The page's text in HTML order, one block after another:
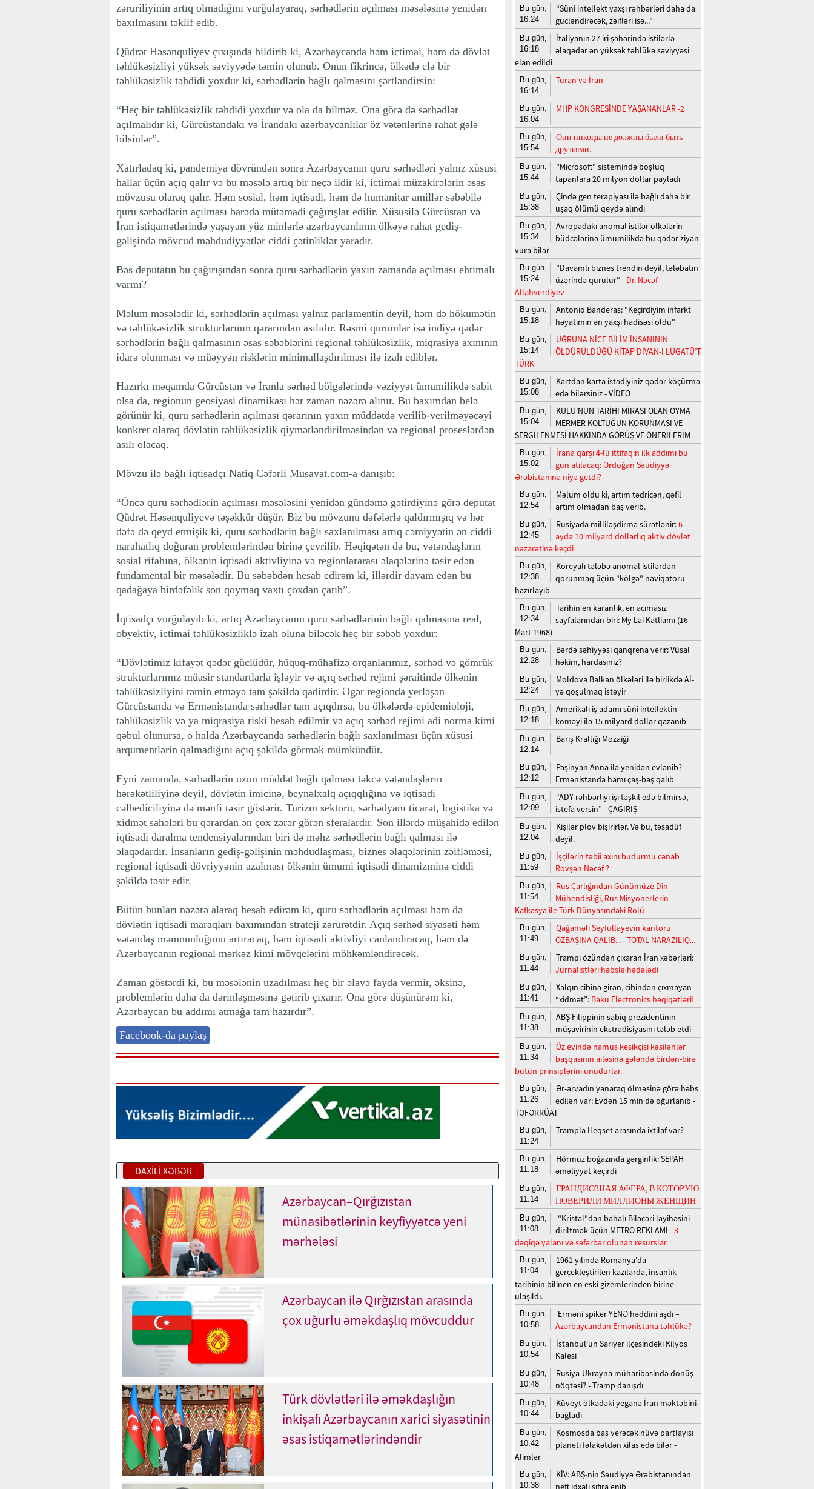
zəruriliyinin artıq olmadığını vurğulayaraq, sərhədlərin açılması məsələsinə yenidən
baxılmasını təklif edib.
Qüdrət Həsənquliyev çıxışında bildirib ki, Azərbaycanda həm ictimai, həm də dövlət
təhlükəsizliyi yüksək səviyyədə təmin olunub. Onun fikrincə, ölkədə elə bir
təhlükəsizlik təhdidi yoxdur ki, sərhədlərin bağlı qalmasını şərtləndirsin:
“Heç bir təhlükəsizlik təhdidi yoxdur və ola da bilməz. Ona görə də sərhədlər
açılmalıdır ki, Gürcüstandakı və İrandakı azərbaycanlılar öz vətənlərinə rahat gələ
bilsinlər”.
Xatırladaq ki, pandemiya dövründən sonra Azərbaycanın quru sərhədləri yalnız xüsusi
hallar üçün açıq qalır və bu məsələ artıq bir neçə ildir ki, ictimai müzakirələrin əsas
mövzusu olaraq qalır. Həm sosial, həm iqtisadi, həm də humanitar amillər səbəbilə
quru sərhədlərin açılması barədə mütəmadi çağırışlar edilir. Xüsusilə Gürcüstan və
İran istiqamətlərində yaşayan yüz minlərlə azərbaycanlının ölkəyə rahat gediş-
gəlişində mövcud məhdudiyyətlər ciddi çətinliklər yaradır.
Bəs deputatın bu çağırışından sonra quru sərhədlərin yaxın zamanda açılması ehtimalı
varmı?
Məlum məsələdir ki, sərhədlərin açılması yalnız parlamentin deyil, həm də hökumətin
və təhlükəsizlik strukturlarının qərarından asılıdır. Rəsmi qurumlar isə indiyə qədər
sərhədlərin bağlı qalmasının əsas səbəblərini regional təhlükəsizlik, miqrasiya axınının
idarə olunması və müəyyən risklərin minimallaşdırılması ilə izah ediblər.
Hazırkı məqamda Gürcüstan və İranla sərhəd bölgələrində vəziyyət ümumilikdə sabit
olsa da, regionun geosiyasi dinamikası hər zaman nəzərə alınır. Bu baxımdan belə
görünür ki, quru sərhədlərin açılması qərarının yaxın müddətdə verilib-verilməyəcəyi
konkret olaraq dövlətin təhlükəsizlik qiymətləndirilməsindən və regional proseslərdən
asılı olacaq.
Mövzu ilə bağlı iqtisadçı Natiq Cəfərli Musavat.com-a danışıb:
“Öncə quru sərhədlərin açılması məsələsini yenidən gündəmə gətirdiyinə görə deputat
Qüdrət Həsənquliyevə təşəkkür düşür. Biz bu mövzunu dəfələrlə qaldırmışıq və hər
dəfə də qeyd etmişik ki, quru sərhədlərin bağlı saxlanılması artıq cəmiyyətin ən ciddi
narahatlıq doğuran problemlərindən birinə çevrilib. Həqiqətən də bu, vətəndaşların
sosial rifahına, ölkənin iqtisadi aktivliyinə və regionlararası əlaqələrinə təsir edən
fundamental bir məsələdir. Bu səbəbdən hesab edirəm ki, illərdir davam edən bu
qadağaya birdəfəlik son qoymaq vaxtı çoxdan çatıb”.
İqtisadçı vurğulayıb ki, artıq Azərbaycanın quru sərhədlərinin bağlı qalmasına real,
obyektiv, ictimai təhlükəsizliklə izah oluna biləcək heç bir səbəb yoxdur:
“Dövlətimiz kifayət qədər güclüdür, hüquq-mühafizə orqanlarımız, sərhəd və gömrük
strukturlarımız müasir standartlarla işləyir və açıq sərhəd rejimi şəraitində ölkənin
təhlükəsizliyini təmin etməyə tam şəkildə qadirdir. Əgər regionda yerləşən
Gürcüstanda və Ermənistanda sərhədlər tam açıqdırsa, bu ölkələrdə epidemioloji,
təhlükəsizlik və ya miqrasiya riski hesab edilmir və açıq sərhəd rejimi adi norma kimi
qəbul olunursa, o halda Azərbaycanda sərhədlərin bağlı saxlanılması üçün xüsusi
arqumentlərin qalmadığını açıq şəkildə görmək mümkündür.
Eyni zamanda, sərhədlərin uzun müddət bağlı qalması təkcə vətəndaşların
hərəkətliliyinə deyil, dövlətin imicinə, beynəlxalq açıqqlığına və iqtisadi
cəlbediciliyinə də mənfi təsir göstərir. Turizm sektoru, sərhədyanı ticarət, logistika və
xidmət sahələri bu qərardan ən çox zərər görən sferalardır. Son illərdə müşahidə edilən
iqtisadi daralma tendensiyalarından biri də məhz sərhədlərin bağlı qalması ilə
əlaqədardır. İnsanların gediş-gəlişinin məhdudlaşması, biznes əlaqələrinin zəifləməsi,
regional iqtisadi dövriyyənin azalması ölkənin ümumi iqtisadi dinamizminə ciddi
şəkildə təsir edir.
Bütün bunları nəzərə alaraq hesab edirəm ki, quru sərhədlərin açılması həm də
dövlətin iqtisadi maraqları baxımından strateji zərurətdir. Açıq sərhəd siyasəti həm
vətəndaş məmnunluğunu artıracaq, həm iqtisadi aktivliyi canlandıracaq, həm də
Azərbaycanın regional mərkəz kimi mövqelərini möhkəmləndirəcək.
Zaman göstərdi ki, bu məsələnin uzadılması heç bir əlavə fayda vermir, əksinə,
problemlərin daha da dərinləşməsinə gətirib çıxarır. Ona görə düşünürəm ki,
Azərbaycan bu addımı atmağa tam hazırdır”.
Facebook-da paylaş
DAXİLİ XƏBƏR
Azərbaycan–Qırğızıstan
münasibətlərinin keyfiyyətcə yeni
mərhələsi
Azərbaycan ilə Qırğızıstan arasında
çox uğurlu əməkdaşlıq mövcuddur
Türk dövlətləri ilə əməkdaşlığın
inkişafı Azərbaycanın xarici siyasətinin
əsas istiqamətlərindəndir
Bu gün,
16:24
“Süni intellekt yaxşı rəhbərləri daha da
gücləndirəcək, zəifləri isə...”
Bu gün,
16:18
İtaliyanın 27 iri şəhərində istilərlə
əlaqədar ən yüksək təhlükə səviyyəsi
elan edildi
Bu gün,
16:14
Turan və İran
Bu gün,
16:04
MHP KONGRESİNDE YAŞANANLAR -2
Bu gün,
15:54
Они никогда не должны были быть
друзьями.
Bu gün,
15:44
"Microsoft" sistemində boşluq
tapanlara 20 milyon dollar payladı
Bu gün,
15:38
Çində gen terapiyası ilə bağlı daha bir
uşaq ölümü qeydə alındı
Bu gün,
15:34
Avropadakı anomal istilər ölkələrin
büdcələrinə ümumilikdə bu qədər ziyan
vura bilər
Bu gün,
15:24
"Davamlı biznes trendin deyil, tələbatın
üzərində qurulur" - Dr. Nəcəf
Allahverdiyev
Bu gün,
15:18
Antonio Banderas: "Keçirdiyim infarkt
həyatımın ən yaxşı hadisəsi oldu"
Bu gün,
15:14
UĞRUNA NİCE BİLİM İNSANININ
ÖLDÜRÜLDÜĞÜ KİTAP DİVAN-I LÜGATÜ’T
TÜRK
Bu gün,
15:08
Kartdan karta istədiyiniz qədər köçürmə
edə bilərsiniz - VİDEO
Bu gün,
15:04
KULU'NUN TARİHİ MİRASI OLAN OYMA
MERMER KOLTUĞUN KORUNMASI VE
SERGİLENMESİ HAKKINDA GÖRÜŞ VE ÖNERİLERİM
Bu gün,
15:02
İrana qarşı 4-lü ittifaqın ilk addımı bu
gün atılacaq: Ərdoğan Səudiyyə
Ərəbistanına niyə getdi?
Bu gün,
12:54
Məlum oldu ki, artım tədricən, qəfil
artım olmadan baş verib.
Bu gün,
12:45
Rusiyada milliləşdirmə sürətlənir:6
ayda 10 milyard dollarlıq aktiv dövlət
nəzarətinə keçdi
Bu gün,
12:38
Koreyalı tələbə anomal istilərdən
qorunmaq üçün "kölgə" naviqatoru
hazırlayıb
Bu gün,
12:34
Tarihin en karanlık, en acımasız
sayfalarından biri: My Lai Katliamı (16
Mart 1968)
Bu gün,
12:28
Bərdə səhiyyəsi qanqrena verir: Vüsal
həkim, hardasınız?
Bu gün,
12:24
Moldova Balkan ölkələri ilə birlikdə Aİ-
yə qoşulmaq istəyir
Bu gün,
12:18
Amerikalı iş adamı süni intellektin
köməyi ilə 15 milyard dollar qazanıb
Bu gün,
12:14
Barış Krallığı Mozaiği
Bu gün,
12:12
Paşinyan Anna ilə yenidən evlənib? -
Ermənistanda hamı çaş-baş qalıb
Bu gün,
12:09
“ADY rəhbərliyi işi təşkil edə bilmirsə,
istefa versin” - ÇAĞIRIŞ
Bu gün,
12:04
Kişilər plov bişirirlər. Və bu, təsadüf
deyil.
Bu gün,
11:59
İşçilərin təbii axını budurmu cənab
Rovşən Nəcəf ?
Bu gün,
11:54
Rus Çarlığından Günümüze Din
Mühendisliği, Rus Misyonerlerin
Kafkasya ile Türk Dünyasındaki Rolü
Bu gün,
11:49
Qağaməli Seyfullayevin kantoru
ÖZBAŞINA QALIB... - TOTAL NARAZILIQ...
Bu gün,
11:44
Trampı özündən çıxaran İran xəbərləri:
Jurnalistləri həbslə hədələdi
Bu gün,
11:41
Xalqın cibinə girən, cibindən çıxmayan
“xidmət”: Baku Electronics həqiqətləri!
Bu gün,
11:38
ABŞ Filippinin sabiq prezidentinin
müşavirinin ekstradisiyasını tələb etdi
Bu gün,
11:34
Öz evində namus keşikçisi kəsilənlər
başqasının ailəsinə gələndə birdən-birə
bütün prinsiplərini unudurlar.
Bu gün,
11:26
Ər-arvadın yanaraq ölməsinə görə həbs
edilən var: Evdən 15 min də oğurlanıb -
TƏFƏRRÜAT
Bu gün,
11:24
Trampla Heqset arasında ixtilaf var?
Bu gün,
11:18
Hörmüz boğazında gərginlik: SEPAH
əməliyyat keçirdi
Bu gün,
11:14
ГРАНДИОЗНАЯ АФЕРА, В КОТОРУЮ
ПОВЕРИЛИ МИЛЛИОНЫ ЖЕНЩИН
Bu gün,
11:08
"Kristal"dan bahalı Biləcəri layihəsini
diriltmək üçün METRO REKLAMI -3
dəqiqə yalanı və səfərbər olunan resurslar
Bu gün,
11:04
1961 yılında Romanya'da
gerçekleştirilen kazılarda, insanlık
tarihinin bilinen en eski gizemlerinden birine
ulaşıldı.
Bu gün,
10:58
Erməni spiker YENƏ həddini aşdı –
Azərbaycandan Ermənistana təhlükə?
Bu gün,
10:54
İstanbul'un Sarıyer ilçesindeki Kilyos
Kalesi
Bu gün,
10:48
Rusiya-Ukrayna müharibəsində dönüş
nöqtəsi? - Tramp danışdı
Bu gün,
10:44
Küveyt ölkədəki yeganə İran məktəbini
bağladı
Bu gün,
10:42
Kosmosda baş verəcək nüvə partlayışı
planeti fəlakətdən xilas edə bilər -
Alimlər
Bu gün,
10:38
KİV: ABŞ-nin Səudiyyə Ərəbistanından
neft idxalı sıfıra enib